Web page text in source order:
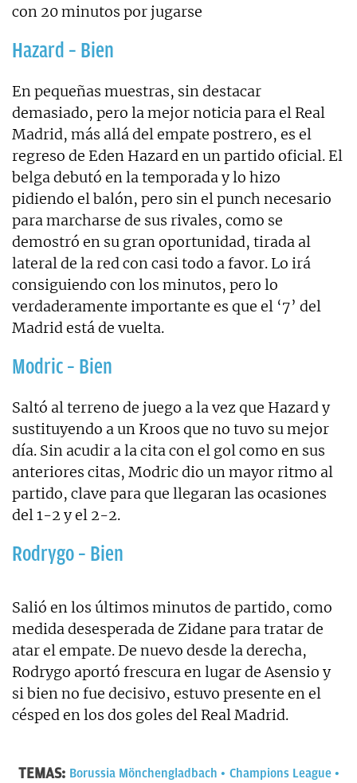
con 20 minutos por jugarse
Hazard – Bien
En pequeñas muestras, sin destacar
demasiado, pero la mejor noticia para el Real
Madrid, más allá del empate postrero, es el
regreso de Eden Hazard en un partido oficial. El
belga debutó en la temporada y lo hizo
pidiendo el balón, pero sin el punch necesario
para marcharse de sus rivales, como se
demostró en su gran oportunidad, tirada al
lateral de la red con casi todo a favor. Lo irá
consiguiendo con los minutos, pero lo
verdaderamente importante es que el ‘7’ del
Madrid está de vuelta.
Modric – Bien
Saltó al terreno de juego a la vez que Hazard y
sustituyendo a un Kroos que no tuvo su mejor
día. Sin acudir a la cita con el gol como en sus
anteriores citas, Modric dio un mayor ritmo al
partido, clave para que llegaran las ocasiones
del 1-2 y el 2-2.
Rodrygo – Bien
Salió en los últimos minutos de partido, como
medida desesperada de Zidane para tratar de
atar el empate. De nuevo desde la derecha,
Rodrygo aportó frescura en lugar de Asensio y
si bien no fue decisivo, estuvo presente en el
césped en los dos goles del Real Madrid.
TEMAS: Borussia Mönchengladbach
Champions League